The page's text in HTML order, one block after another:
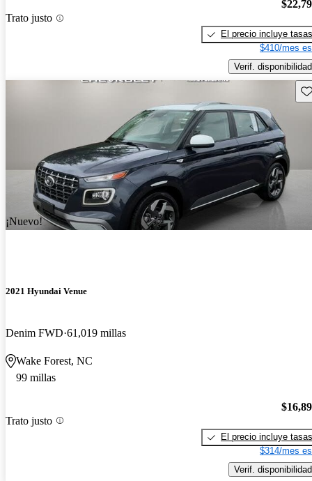
Trato justo
El precio incluye tasas
$410/mes
Verif. disponibilidad
¡Nuevo!
2021 Hyundai Venue
Denim FWD 61,019 millas
Wake Forest, NC
99 millas
Trato justo
El precio incluye tasas
$314/mes
Verif. disponibilidad